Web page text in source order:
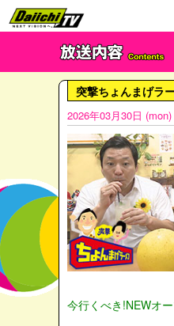
突撃ちょんまげラ
2026年03月30日 (mon)
今行くべき!NEWオ